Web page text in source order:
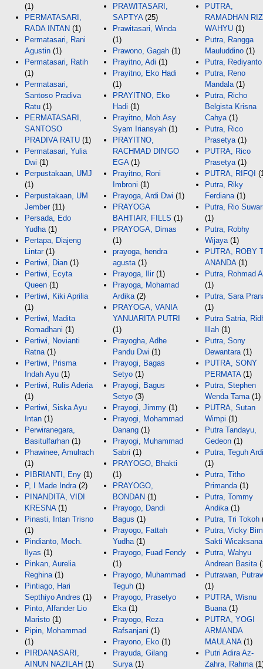
(1)
PERMATASARI,
RADA INTAN (1)
Permatasari, Rani
Agustin (1)
Permatasari, Ratih
(1)
Permatasari,
Santoso Pradiva
Ratu (1)
PERMATASARI,
SANTOSO
PRADIVA RATU (1)
Permatasari, Yulia
Dwi (1)
Perpustakaan, UMJ
(1)
Perpustakaan, UM
Jember(11)
Persada, Edo
Yudha (1)
Pertapa, Diajeng
Lintar(1)
Pertiwi, Dian (1)
Pertiwi, Ecyta
Queen (1)
Pertiwi, Kiki Aprilia
(1)
Pertiwi, Madita
Romadhani (1)
Pertiwi, Novianti
Ratna (1)
Pertiwi, Prisma
Indah Ayu (1)
Pertiwi, Rulis Aderia
(1)
Pertiwi, Siska Ayu
Intan (1)
Perwiranegara,
Basitulfarhan (1)
Phawinee, Amulrach
(1)
PIBRIANTI, Eny (1)
P, I Made Indra (2)
PINANDITA, VIDI
KRESNA(1)
Pinasti, Intan Trisno
(1)
Pindianto, Moch.
Ilyas (1)
Pinkan, Aurelia
Reghina (1)
Pintiago, Hari
Septhiyo Andres (1)
Pinto, Alfander Lio
Maristo (1)
Pipin, Mohammad
(1)
PIRDANASARI,
AINUN NAZILAH (1)
PRAWITASARI,
SAPTYA(25)
Prawitasari, Winda
(1)
Prawono, Gagah (1)
Prayitno, Adi (1)
Prayitno, Eko Hadi
(1)
PRAYITNO, Eko
Hadi (1)
Prayitno, Moh.Asy
Syam Iriansyah (1)
PRAYITNO,
RACHMAD DIN'GO
EGA(1)
Prayitno, Roni
Imbroni (1)
Prayoga, Ardi Dwi (1)
PRAYOGA
BAHTIAR, FILLS (1)
PRAYOGA, Dimas
(1)
prayoga, hendra
agusta (1)
Prayoga, Ilir(1)
Prayoga, Mohamad
Ardika (2)
PRAYOGA, VANIA
YANUARITA PUTRI
(1)
Prayogha, Adhe
Pandu Dwi (1)
Prayogi, Bagas
Setyo (1)
Prayogi, Bagus
Setyo (3)
Prayogi, Jimmy (1)
Prayogi, Mohammad
Danang (1)
Prayogi, Muhammad
Sabri (1)
PRAYOGO, Bhakti
(1)
PRAYOGO,
BONDAN (1)
Prayogo, Dandi
Bagus (1)
Prayogo, Fattah
Yudha (1)
Prayogo, Fuad Fendy
(1)
Prayogo, Muhammad
Teguh (1)
Prayogo, Prasetyo
Eka (1)
Prayogo, Reza
Rafsanjani (1)
Prayono, Eko (1)
Prayuda, Gilang
Surya (1)
PUTRA,
RAMADHAN
WAHYU (1)
Putra, Rangga
Mauluddino (1)
Putra, Rediyanto
Putra, Reno
Mandala (1)
Putra, Richo
Belgista Krisna
Cahya (1)
Putra, Rico
Prasetya (1)
PUTRA, Rico
Prasetya (1)
PUTRA, RIFQI
Putra, Riky
Ferdiana (1)
Putra, Rio
(1)
Putra, Robhy
Wijaya (1)
PUTRA, ROBY
ANANDA(1)
Putra, Rohmad
(1)
Putra, Sara
(1)
Putra Satria,
Illah (1)
Putra, Sony
Dewantara (1)
PUTRA, SONY
PERMATA(1)
Putra, Stephen
Wenda Tama (1)
PUTRA, Sutan
Wimpi (1)
Putra Tandayu,
Gedeon (1)
Putra, Teguh
(1)
Putra, Titho
Primanda (1)
Putra, Tommy
Andika (1)
Putra, Tri Tokoh
Putra, Vicky
Sakti Wicaksana
Putra, Wahyu
Andrean Basita
Putrawan,
(1)
PUTRA, Wisnu
Buana (1)
PUTRA, YOGI
ARMANDA
MAULANA(1)
Putri Adira Az-
Zahra, Rahma